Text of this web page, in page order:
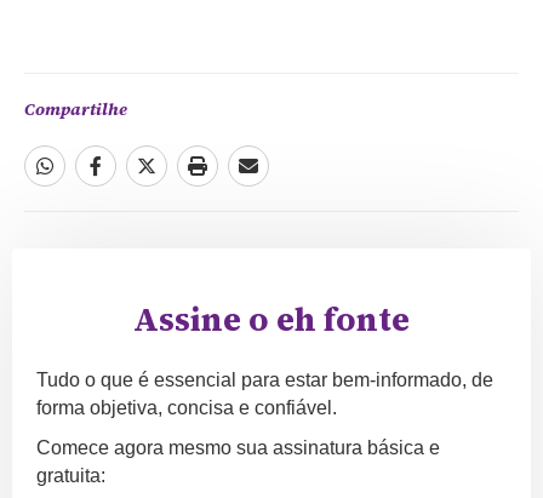
Compartilhe
Assine o eh fonte
Tudo o que é essencial para estar bem-informado, de
forma objetiva, concisa e confiável.
Comece agora mesmo sua assinatura básica e
gratuita: